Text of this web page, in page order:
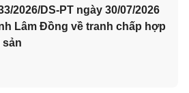
2026/DS-PT ngày 30/07/2026
Lâm Đồng về tranh chấp hợp
sản